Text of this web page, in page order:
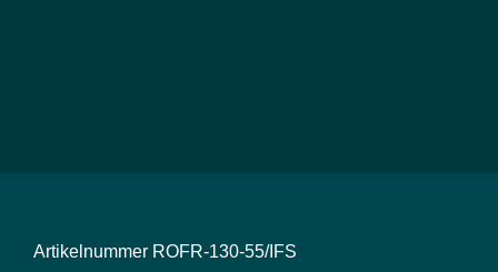
Artikelnummer ROFR-130-55/IFS